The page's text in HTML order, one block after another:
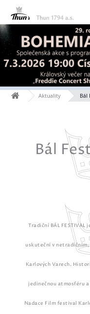
Aktuality Bál
Bál
Tradiční BÁL
uskuteční v
Karlových Varech.
jedinečnou atmosféru a
Nadace Film festival